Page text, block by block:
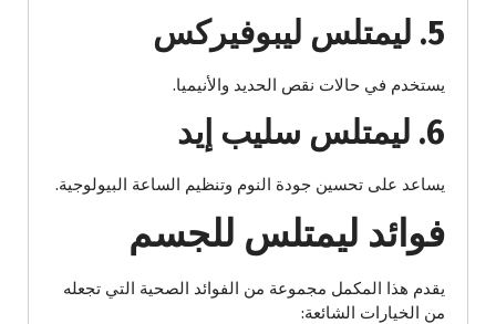
5. ليمتلس ليبوفيركس
يستخدم في حالات نقص الحديد والأنيميا.
6. ليمتلس سليب إيد
يساعد على تحسين جودة النوم وتنظيم الساعة البيولوجية.
فوائد ليمتلس للجسم
يقدم هذا المكمل مجموعة من الفوائد الصحية التي تجعله
من الخيارات الشائعة: